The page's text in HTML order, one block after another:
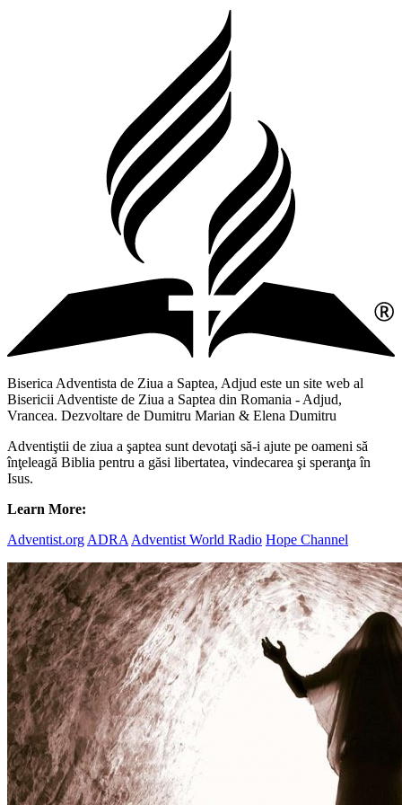
Biserica Adventista de Ziua a Saptea, Adjud este un site web al
Bisericii Adventiste de Ziua a Saptea din Romania - Adjud,
Vrancea. Dezvoltare de Dumitru Marian & Elena Dumitru
Adventiştii de ziua a şaptea sunt devotaţi să-i ajute pe oameni să
înţeleagă Biblia pentru a găsi libertatea, vindecarea şi speranţa în
Isus.
Learn More:
Adventist.org ADRA Adventist World Radio Hope Channel